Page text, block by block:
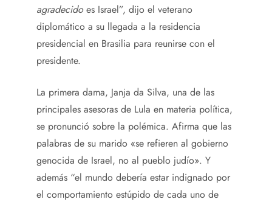
agradecidoes Israel”, dijo el veterano
diplomático a su llegada a la residencia
presidencial en Brasilia para reunirse con el
presidente.
La primera dama, Janja da Silva, una de las
principales asesoras de Lula en materia política,
se pronunció sobre la polémica. Afirma que las
palabras de su marido «se refieren al gobierno
genocida de Israel, no al pueblo judío». Y
además “el mundo debería estar indignado por
el comportamiento estúpido de cada uno de